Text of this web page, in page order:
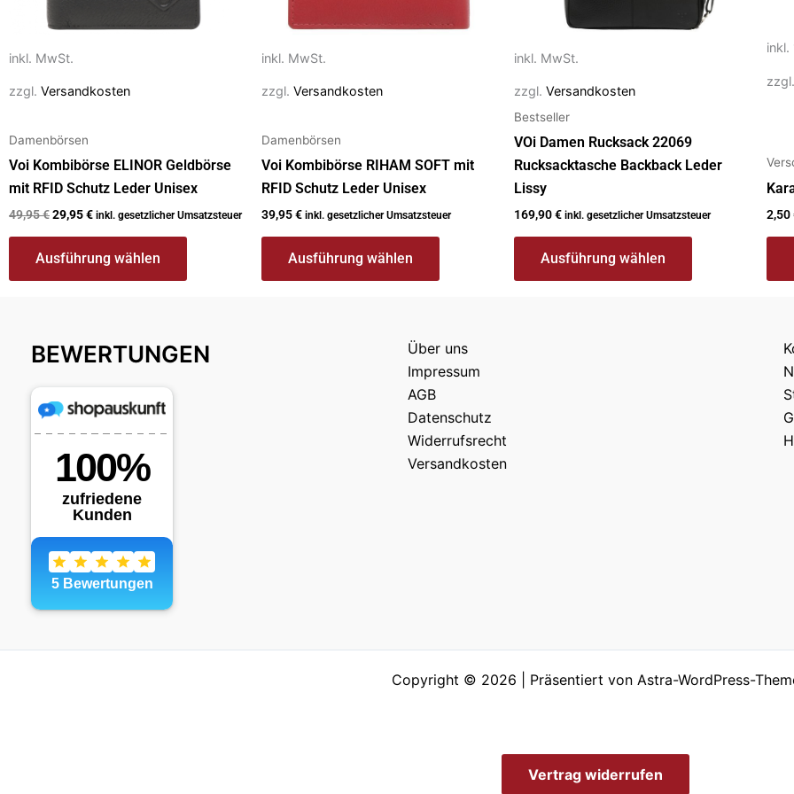
inkl. MwSt.
zzgl. Versandkosten
Damenbörsen
Voi Kombibörse ELINOR Geldbörse
mit RFID Schutz Leder Unisex
49,95€29,95€ inkl. gesetzlicher Umsatzsteuer
Ausführung wählen
Produktseite
werden
inkl. MwSt.
zzgl. Versandkosten
Damenbörsen
Voi Kombibörse RIHAM SOFT mit
RFID Schutz Leder Unisex
39,95€ inkl. gesetzlicher Umsatzsteuer
Ausführung wählen
Produktseite
werden
inkl. MwSt.
zzgl. Versandkosten
Bestseller
VOi Damen Rucksack 22069
Rucksacktasche Backback Leder
Lissy
169,90€ inkl. gesetzlicher Umsatzsteuer
Ausführung wählen
Produktseite
werden
inkl.
zzgl.
2,50
BEWERTUNGEN
Über uns
Impressum
AGB
Datenschutz
Widerrufsrecht
Versandkosten
Copyright © 2026 | Präsentiert von Astra-WordPress-
Vertrag widerrufen